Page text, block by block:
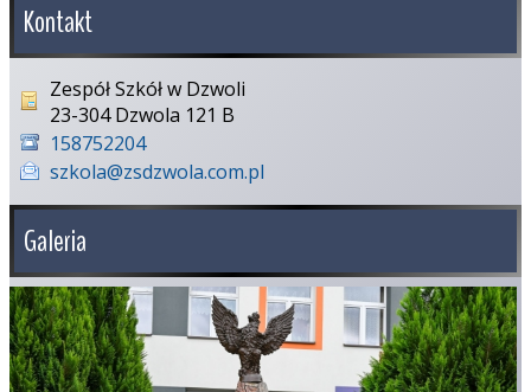
Kontakt
Zespół Szkół w Dzwoli
23-304 Dzwola 121 B
158752204
szkola@zsdzwola.com.pl
Galeria